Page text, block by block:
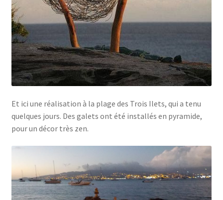
Et ici une réalisation à la plage des Trois Ilets, qui a tenu
quelques jours. Des galets ont été installés en pyramide,
pour un décor très zen.